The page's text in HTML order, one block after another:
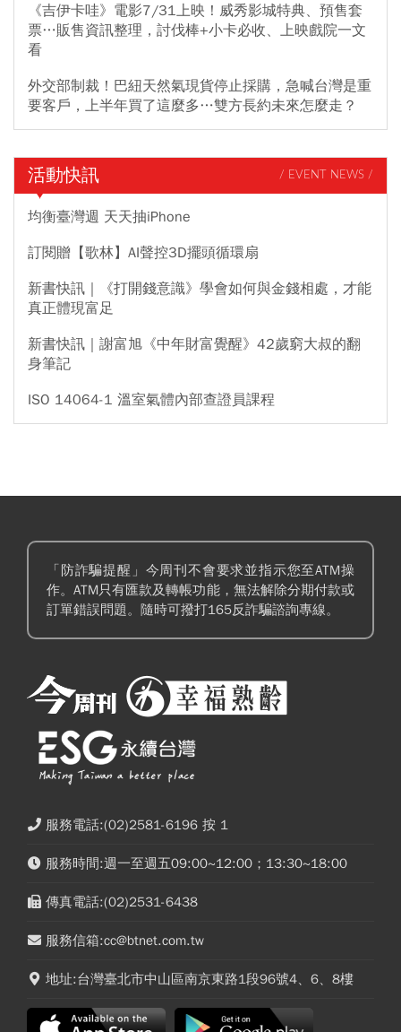
《吉伊卡哇》電影7/31上映！威秀影城特典、預售套
票…販售資訊整理，討伐棒+小卡必收、上映戲院一文
看
外交部制裁！巴紐天然氣現貨停止採購，急喊台灣是重
要客戶，上半年買了這麼多…雙方長約未來怎麼走？
活動快訊 / EVENT NEWS /
均衡臺灣週 天天抽iPhone
訂閱贈【歌林】AI聲控3D擺頭循環扇
新書快訊｜《打開錢意識》學會如何與金錢相處，才能
真正體現富足
新書快訊｜謝富旭《中年財富覺醒》42歲窮大叔的翻
身筆記
ISO 14064-1 溫室氣體內部查證員課程
「防詐騙提醒」今周刊不會要求並指示您至ATM操
作。ATM只有匯款及轉帳功能，無法解除分期付款或
訂單錯誤問題。隨時可撥打165反詐騙諮詢專線。
服務電話:(02)2581-6196 按 1
服務時間:週一至週五09:00~12:00；13:30~18:00
傳真電話:(02)2531-6438
服務信箱:cc@btnet.com.tw
地址:台灣臺北市中山區南京東路1段96號4、6、8樓